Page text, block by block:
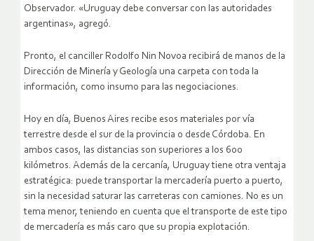
Observador. «Uruguay debe conversar con las autoridades
argentinas», agregó.
Pronto, el canciller Rodolfo Nin Novoa recibirá de manos de la
Dirección de Minería y Geología una carpeta con toda la
información, como insumo para las negociaciones.
Hoy en día, Buenos Aires recibe esos materiales por vía
terrestre desde el sur de la provincia o desde Córdoba. En
ambos casos, las distancias son superiores a los 600
kilómetros. Además de la cercanía, Uruguay tiene otra ventaja
estratégica: puede transportar la mercadería puerto a puerto,
sin la necesidad saturar las carreteras con camiones. No es un
tema menor, teniendo en cuenta que el transporte de este tipo
de mercadería es más caro que su propia explotación.